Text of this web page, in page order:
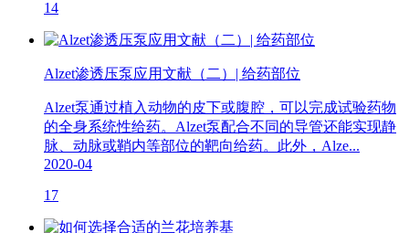
14
Alzet渗透压泵应用文献（二）| 给药部位
Alzet泵通过植入动物的皮下或腹腔，可以完成试验药物
的全身系统性给药。Alzet泵配合不同的导管还能实现静
脉、动脉或鞘内等部位的靶向给药。此外，Alze...
2020-04
17